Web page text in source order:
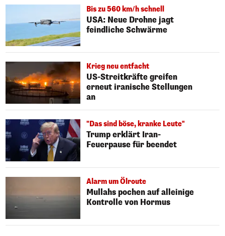
Bis zu 560 km/h schnell
USA: Neue Drohne jagt
feindliche Schwärme
Krieg neu entfacht
US-Streitkräfte greifen
erneut iranische Stellungen
an
"Das sind böse, kranke Leute"
Trump erklärt Iran-
Feuerpause für beendet
Alarm um Ölroute
Mullahs pochen auf alleinige
Kontrolle von Hormus